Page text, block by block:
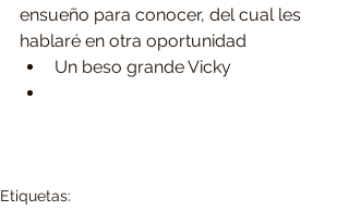
ensueño para conocer, del cual les
hablaré en otra oportunidad
Un beso grande Vicky
Etiquetas: